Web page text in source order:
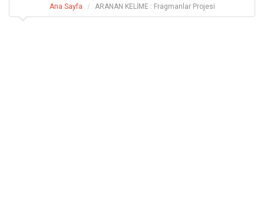
Ana Sayfa ARANAN KELİME : Fragmanlar Projesi